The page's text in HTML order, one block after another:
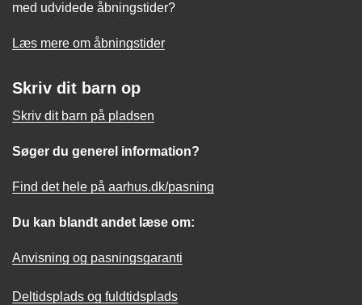
med udvidede åbningstider?
Læs mere om åbningstider
Skriv dit barn op
Skriv dit barn på pladsen
Søger du generel information?
Find det hele på aarhus.dk/pasning
Du kan blandt andet læse om:
Anvisning og pasningsgaranti
Deltidsplads og fuldtidsplads